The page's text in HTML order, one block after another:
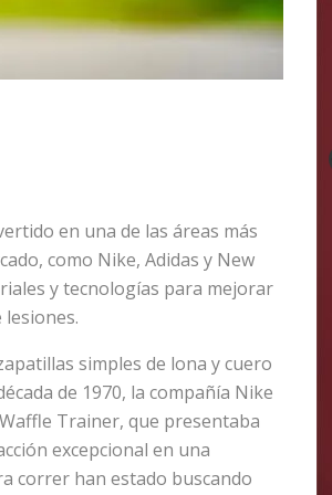
en una de las áreas más
como Nike, Adidas y New
y tecnologías para mejorar
simples de lona y cuero
de 1970, la compañía Nike
Trainer, que presentaba
excepcional en una
correr han estado buscando